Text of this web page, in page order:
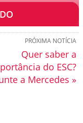
PRÓXIMA NOTÍCIA
Quer saber a
do ESC?
a Mercedes »